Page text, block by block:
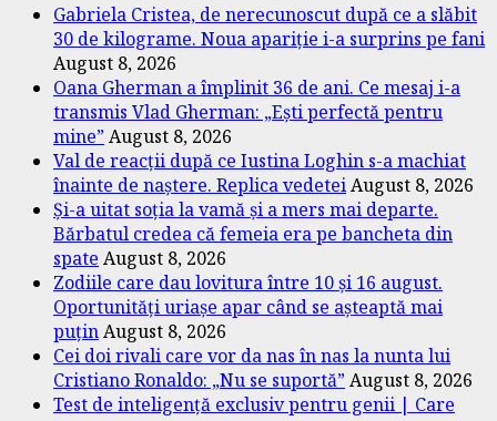
Gabriela Cristea, de nerecunoscut după ce a slăbit
30 de kilograme. Noua apariție i-a surprins pe fani
August 8, 2026
Oana Gherman a împlinit 36 de ani. Ce mesaj i-a
transmis Vlad Gherman: „Ești perfectă pentru
mine”August 8, 2026
Val de reacții după ce Iustina Loghin s-a machiat
înainte de naștere. Replica vedeteiAugust 8, 2026
Și-a uitat soția la vamă și a mers mai departe.
Bărbatul credea că femeia era pe bancheta din
spate August 8, 2026
Zodiile care dau lovitura între 10 și 16 august.
Oportunități uriașe apar când se așteaptă mai
puținAugust 8, 2026
Cei doi rivali care vor da nas în nas la nunta lui
Cristiano Ronaldo: „Nu se suportă”August 8, 2026
Test de inteligență exclusiv pentru genii | Care